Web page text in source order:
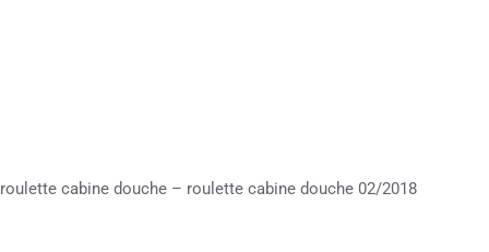
roulette cabine douche – roulette cabine douche 02/2018